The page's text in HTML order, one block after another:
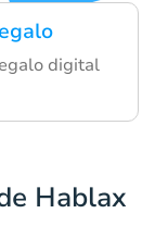
digital
Hablax